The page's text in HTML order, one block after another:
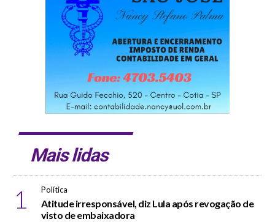
Mais lidas
1 Política
Atitude irresponsável, diz Lula após revogação de
visto de embaixadora